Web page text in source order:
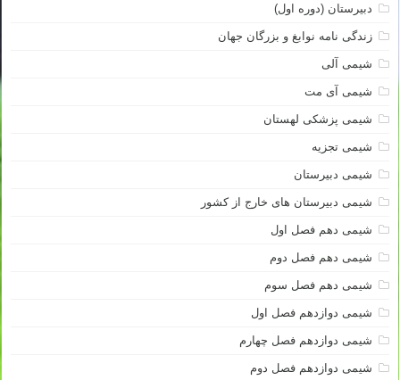
دبیرستان (دوره اول)
زندگی نامه نوابغ و بزرگان جهان
شیمی آلی
شیمی آی مت
شیمی پزشکی لهستان
شیمی تجزیه
شیمی دبیرستان
شیمی دبیرستان های خارج از کشور
شیمی دهم فصل اول
شیمی دهم فصل دوم
شیمی دهم فصل سوم
شیمی دوازدهم فصل اول
شیمی دوازدهم فصل چهارم
شیمی دوازدهم فصل دوم